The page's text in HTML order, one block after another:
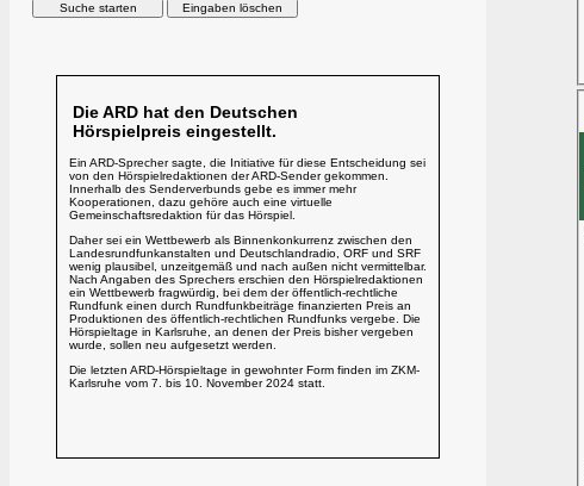
Die ARD hat den Deutschen
Hörspielpreis eingestellt.
Ein ARD-Sprecher sagte, die Initiative für diese Entscheidung sei
von den Hörspielredaktionen der ARD-Sender gekommen.
Innerhalb des Senderverbunds gebe es immer mehr
Kooperationen, dazu gehöre auch eine virtuelle
Gemeinschaftsredaktion für das Hörspiel.
Daher sei ein Wettbewerb als Binnenkonkurrenz zwischen den
Landesrundfunkanstalten und Deutschlandradio, ORF und SRF
wenig plausibel, unzeitgemäß und nach außen nicht vermittelbar.
Nach Angaben des Sprechers erschien den Hörspielredaktionen
ein Wettbewerb fragwürdig, bei dem der öffentlich-rechtliche
Rundfunk einen durch Rundfunkbeiträge finanzierten Preis an
Produktionen des öffentlich-rechtlichen Rundfunks vergebe. Die
Hörspieltage in Karlsruhe, an denen der Preis bisher vergeben
wurde, sollen neu aufgesetzt werden.
Die letzten ARD-Hörspieltage in gewohnter Form finden im ZKM-
Karlsruhe vom 7. bis 10. November 2024 statt.